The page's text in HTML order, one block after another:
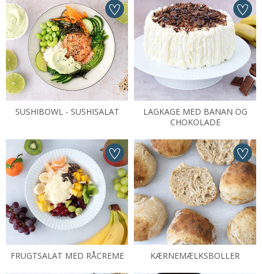
SUSHIBOWL - SUSHISALAT
LAGKAGE MED BANAN OG
CHOKOLADE
FRUGTSALAT MED RÅCREME KÆRNEMÆLKSBOLLER